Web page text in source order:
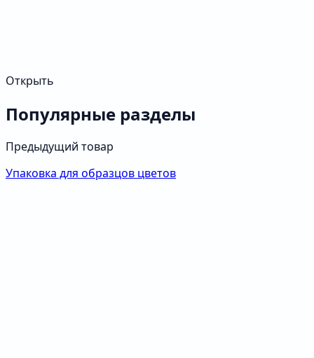
Открыть
Популярные разделы
Предыдущий товар
Упаковка для образцов цветов